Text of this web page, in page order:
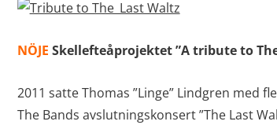
NÖJE Skellefteåprojektet ”A tribute to
2011 satte Thomas ”Linge” Lindgren med
The Bands avslutningskonsert ”The Last